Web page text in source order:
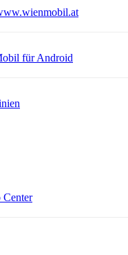
Öffnet in
einem neuen Tab
für Android
CenterÖffnet in einem neuen